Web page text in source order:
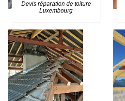
Devis réparation de toiture
Luxembourg